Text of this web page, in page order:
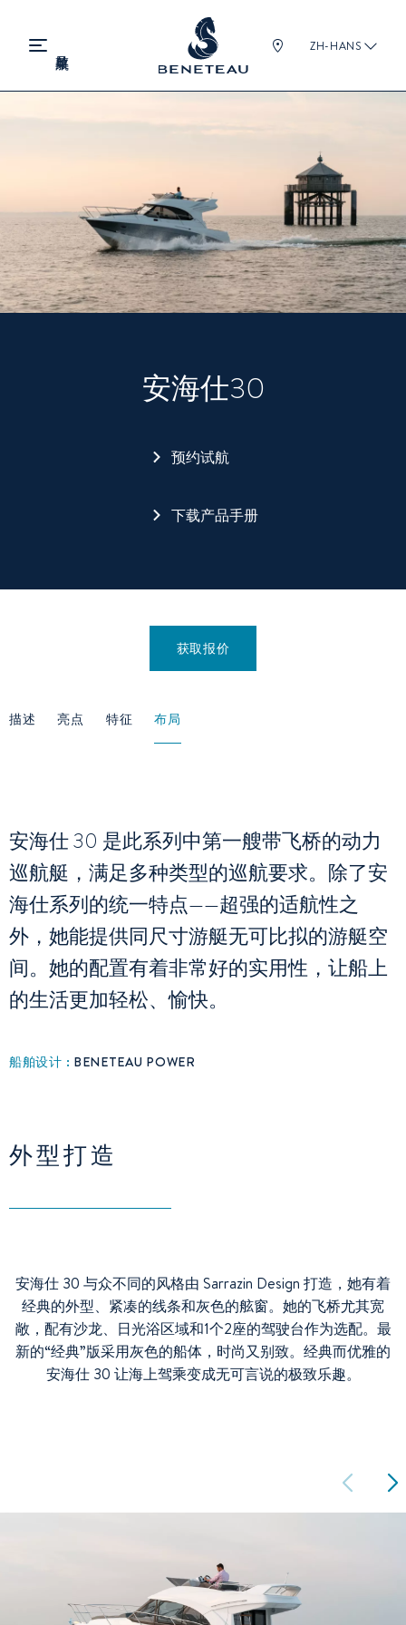
ZH-HANS
安海仕30
预约试航
下载产品手册
获取报价
描述 亮点 特征 布局
安海仕 30 是此系列中第一艘带飞桥的动力
巡航艇，满足多种类型的巡航要求。除了安
海仕系列的统一特点——超强的适航性之
外，她能提供同尺寸游艇无可比拟的游艇空
间。她的配置有着非常好的实用性，让船上
的生活更加轻松、愉快。
船舶设计 : BENETEAU POWER
外型打造
安海仕 30 与众不同的风格由 Sarrazin Design 打造，她有着
经典的外型、紧凑的线条和灰色的舷窗。她的飞桥尤其宽
敞，配有沙龙、日光浴区域和1个2座的驾驶台作为选配。最
新的“经典”版采用灰色的船体，时尚又别致。经典而优雅的
安海仕 30 让海上驾乘变成无可言说的极致乐趣。